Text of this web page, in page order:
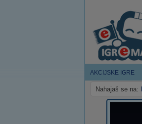
AKCIJSKE IGRE
Nahajaš se na: